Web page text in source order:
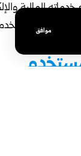
موافق
المالية
في إطار تطوير